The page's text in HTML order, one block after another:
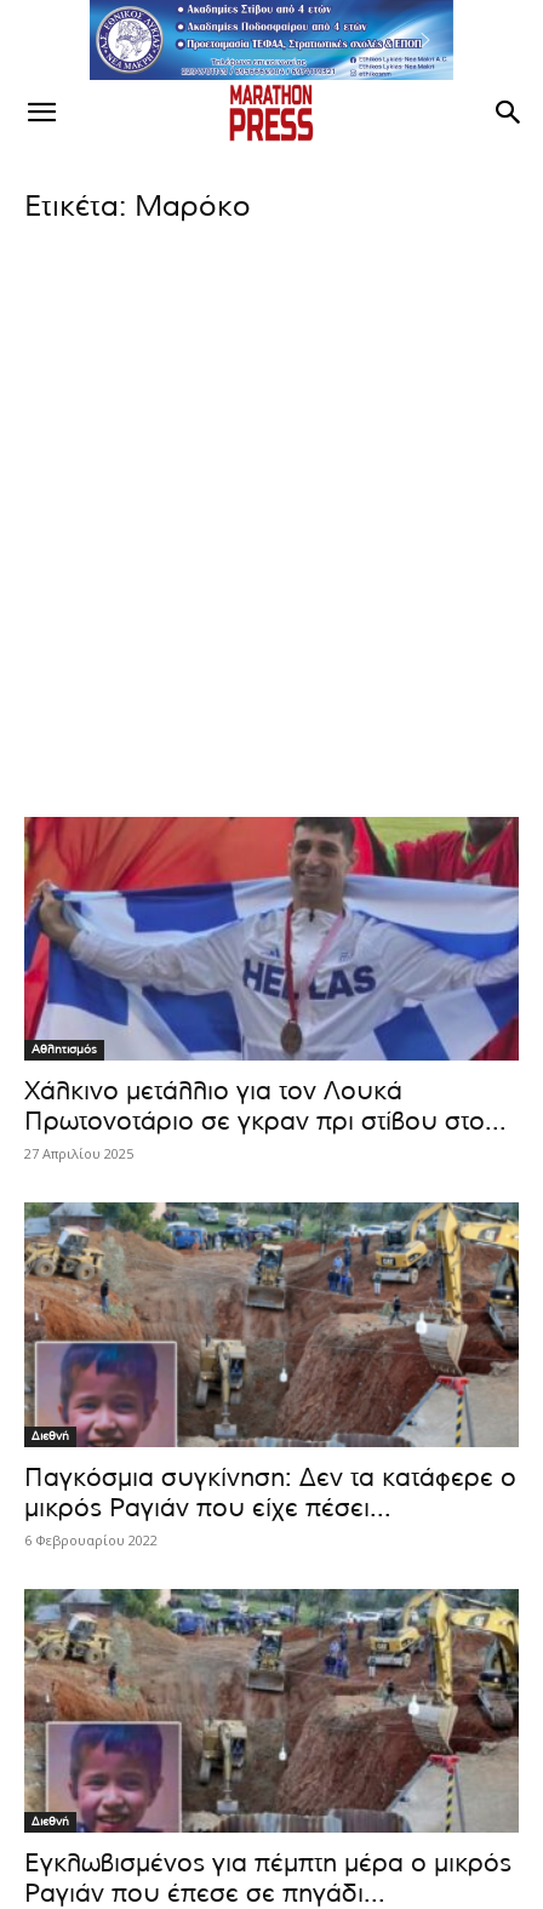
Ετικέτα: Μαρόκο
Αθλητισμός
Χάλκινο μετάλλιο για τον Λουκά
Πρωτονοτάριο σε γκραν πρι στίβου στο...
27 Απριλίου 2025
Διεθνή
Παγκόσμια συγκίνηση: Δεν τα κατάφερε ο
μικρός Ραγιάν που είχε πέσει...
6 Φεβρουαρίου 2022
Διεθνή
Εγκλωβισμένος για πέμπτη μέρα ο μικρός
Ραγιάν που έπεσε σε πηγάδι...